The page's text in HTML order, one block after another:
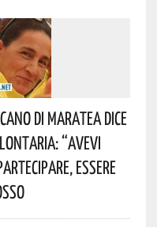
Di Maratea Dice
“avevi
Essere